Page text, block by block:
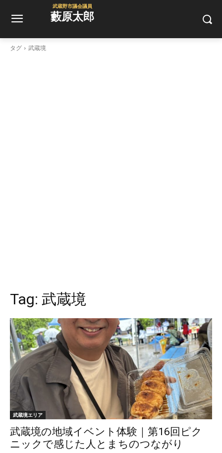
武蔵野市議会議員
藪原太郎
タグ 武蔵境
Tag: 武蔵境
武蔵境エリア
武蔵境の地域イベント体験｜第16回ピク
ニックで感じた人とまちのつながり